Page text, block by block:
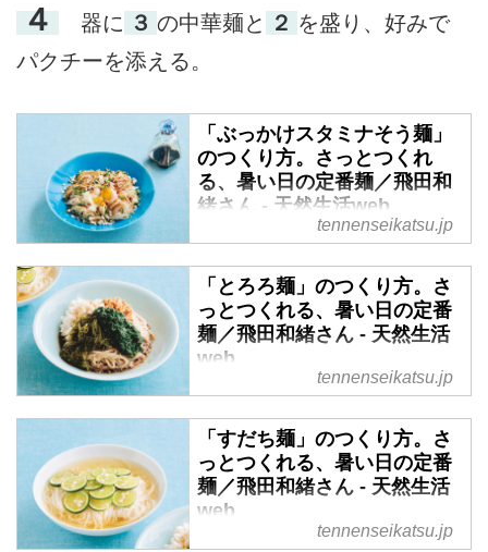
４ 器に ３ の中華麺と ２ を盛り、好みで
パクチーを添える。
「ぶっかけスタミナそう麺」
のつくり方。さっとつくれ
る、暑い日の定番麺／飛田和
緒さん - 天然生活web
気温が上がるほどに恋しくなる、
のどごしのよい麺料理。短時間で
つくれて、1品で満足感も十分。
そんな定番麺を覚えて、暑い日の
食卓をさらに豊かにしましょう。
今回は、料理家の飛田和緒さんに
「ぶっかけスタミナそう麺」のつ
くり方を教わります。（『天然生
活』2023年9月号掲載）
tennenseikatsu.jp
「とろろ麺」のつくり方。さ
っとつくれる、暑い日の定番
麺／飛田和緒さん - 天然生活
web
気温が上がるほどに恋しくなる、
のどごしのよい麺料理。短時間で
つくれて、1品で満足感も十分。
そんな定番麺を覚えて、暑い日の
食卓をさらに豊かにしましょう。
今回は、料理家の飛田和緒さんに
「とろろ麺」のつくり方を教わり
tennenseikatsu.jp
「すだち麺」のつくり方。さ
っとつくれる、暑い日の定番
麺／飛田和緒さん - 天然生活
web
気温が上がるほどに恋しくなる、
tennenseikatsu.jp